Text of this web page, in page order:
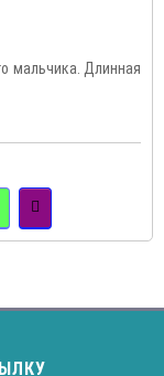
мальчика. Длинная